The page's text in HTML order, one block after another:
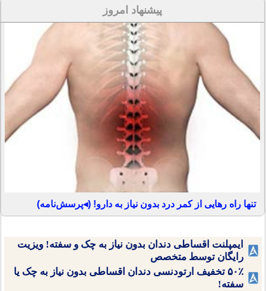
پیشنهاد امروز
تنها راه رهایی از کمر درد بدون نیاز به دارو! (◂پرسش‌نامه)
ایمپلنت اقساطی دندان بدون نیاز به چک و سفته! ویزیت
رایگان توسط متخصص
۵۰٪ تخفیف ارتودنسی دندان اقساطی بدون نیاز به چک یا
سفته!